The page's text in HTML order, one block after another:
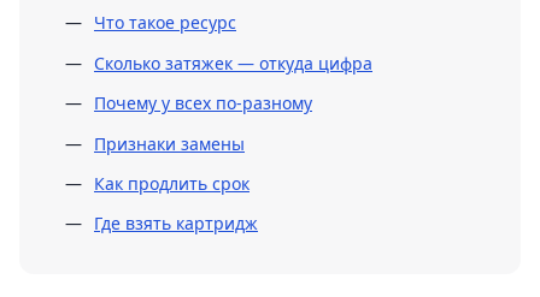
Что такое ресурс
Сколько затяжек — откуда цифра
Почему у всех по-разному
Признаки замены
Как продлить срок
Где взять картридж